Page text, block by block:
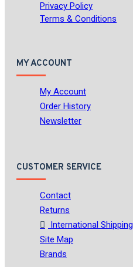
Privacy Policy
Terms & Conditions
MY ACCOUNT
My Account
Order History
Newsletter
CUSTOMER SERVICE
Contact
Returns
International Shipping
Site Map
Brands